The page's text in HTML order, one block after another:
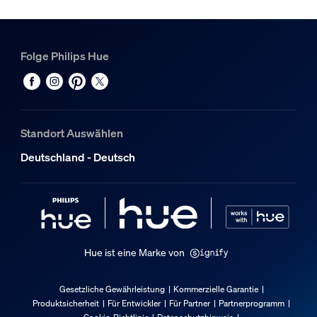
Folge Philips Hue
Standort Auswählen
Deutschland - Deutsch
Hue ist eine Marke von
Gesetzliche Gewährleistung
Kommerzielle Garantie
Produktsicherheit
Für Entwickler Für Partner
Partnerprogramm